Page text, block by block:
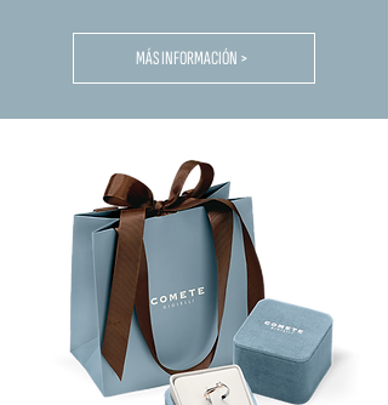
MÁS INFORMACIÓN >